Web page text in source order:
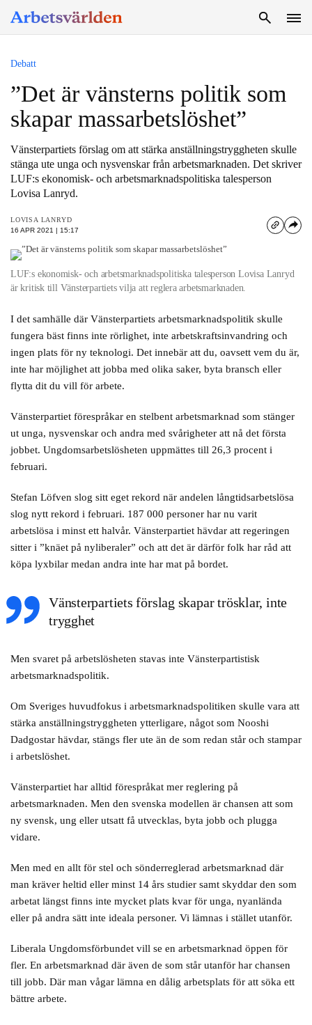
Debatt
”Det är vänsterns politik som
skapar massarbetslöshet”
Vänsterpartiets förslag om att stärka anställningstryggheten skulle
stänga ute unga och nysvenskar från arbetsmarknaden. Det skriver
LUF:s ekonomisk- och arbetsmarknadspolitiska talesperson
Lovisa Lanryd.
LOVISA LANRYD
16 APR 2021 | 15:17
LUF:s ekonomisk- och arbetsmarknadspolitiska talesperson Lovisa Lanryd
är kritisk till Vänsterpartiets vilja att reglera arbetsmarknaden.
I det samhälle där Vänsterpartiets arbetsmarknadspolitik skulle
fungera bäst finns inte rörlighet, inte arbetskraftsinvandring och
ingen plats för ny teknologi. Det innebär att du, oavsett vem du är,
inte har möjlighet att jobba med olika saker, byta bransch eller
flytta dit du vill för arbete.
Vänsterpartiet förespråkar en stelbent arbetsmarknad som stänger
ut unga, nysvenskar och andra med svårigheter att nå det första
jobbet. Ungdomsarbetslösheten uppmättes till 26,3 procent i
februari.
Stefan Löfven slog sitt eget rekord när andelen långtidsarbetslösa
slog nytt rekord i februari. 187 000 personer har nu varit
arbetslösa i minst ett halvår. Vänsterpartiet hävdar att regeringen
sitter i ”knäet på nyliberaler” och att det är därför folk har råd att
köpa lyxbilar medan andra inte har mat på bordet.
Vänsterpartiets förslag skapar trösklar, inte
trygghet
Men svaret på arbetslösheten stavas inte Vänsterpartistisk
arbetsmarknadspolitik.
Om Sveriges huvudfokus i arbetsmarknadspolitiken skulle vara att
stärka anställningstryggheten ytterligare, något som Nooshi
Dadgostar hävdar, stängs fler ute än de som redan står och stampar
i arbetslöshet.
Vänsterpartiet har alltid förespråkat mer reglering på
arbetsmarknaden. Men den svenska modellen är chansen att som
ny svensk, ung eller utsatt få utvecklas, byta jobb och plugga
vidare.
Men med en allt för stel och sönderreglerad arbetsmarknad där
man kräver heltid eller minst 14 års studier samt skyddar den som
arbetat längst finns inte mycket plats kvar för unga, nyanlända
eller på andra sätt inte ideala personer. Vi lämnas i stället utanför.
Liberala Ungdomsförbundet vill se en arbetsmarknad öppen för
fler. En arbetsmarknad där även de som står utanför har chansen
till jobb. Där man vågar lämna en dålig arbetsplats för att söka ett
bättre arbete.